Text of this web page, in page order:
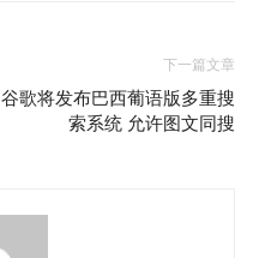
下一篇文章
谷歌将发布巴西葡语版多重搜
索系统 允许图文同搜